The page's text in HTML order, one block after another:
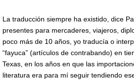
La traducción siempre ha existido, dice
presentes para mercaderes, viajeros,
poco más de 10 años, yo traducía o
“fayuca” (artículos de contrabando) en
Texas, en los años en que las
literatura era para mí seguir tendiendo